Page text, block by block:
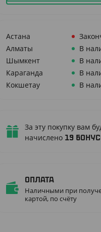
Астана
Алматы
В
Шымкент
В
Караганда
В
Кокшетау
В
За эту покупку вам
начислено 19
Оплата
Наличными при
картой, по счёту